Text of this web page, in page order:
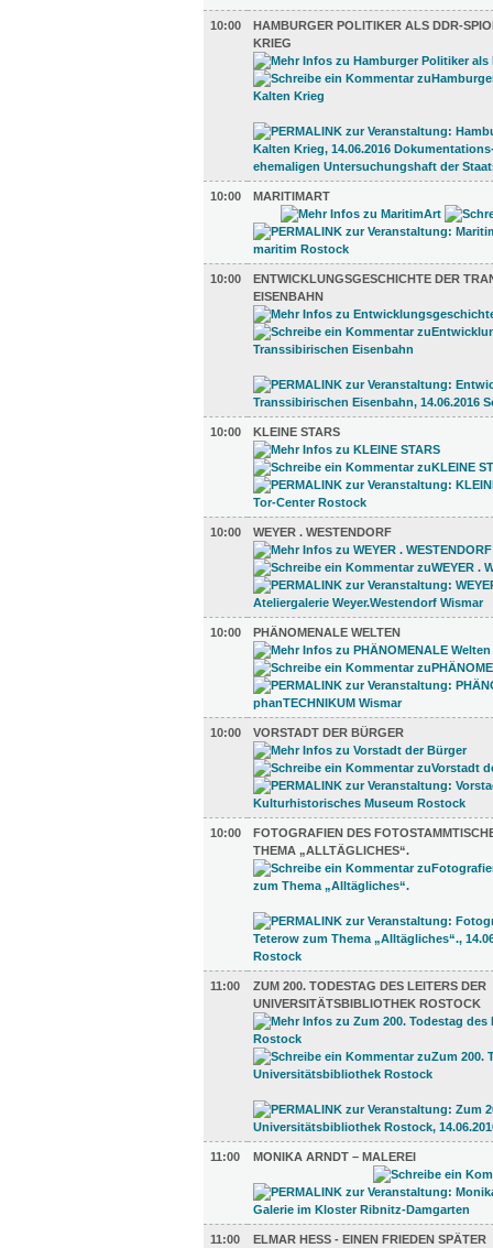
10:00
HAMBURGER POLITIKER ALS DDR-
KRIEG
10:00 MARITIMART
10:00
ENTWICKLUNGSGESCHICHTE DER
EISENBAHN
10:00 KLEINE STARS
10:00 WEYER . WESTENDORF
10:00 PHÄNOMENALE WELTEN
10:00 VORSTADT DER BÜRGER
10:00
FOTOGRAFIEN DES
THEMA „ALLTÄGLICHES“.
11:00
ZUM 200. TODESTAG DES LEITERS DER
UNIVERSITÄTSBIBLIOTHEK ROSTOCK
11:00 MONIKA ARNDT – MALEREI
11:00 ELMAR HESS - EINEN FRIEDEN SPÄTER